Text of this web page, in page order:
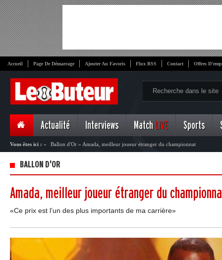
Accueil Page De Démarrage Ajouter Au Favoris Flux RSS Contact Offres
Actualité Interviews Match LIVE Sports
Vous êtes ici : » Ballon d'Or » Amada, meilleur joueur étranger du championnat
BALLON D'OR
Amada, meilleur joueur étranger du
«Ce prix est l’un des plus importants de ma carrière»